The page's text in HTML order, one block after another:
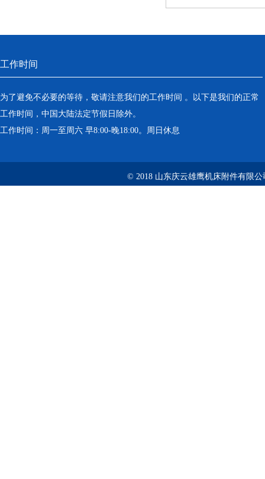
工作时间
为了避免不必要的等待，敬请注意我们的工作时间 。以下是我们的正常
工作时间，中国大陆法定节假日除外。
工作时间：周一至周六 早8:00-晚18:00。周日休息
© 2018 山东庆云雄鹰机床附件有限